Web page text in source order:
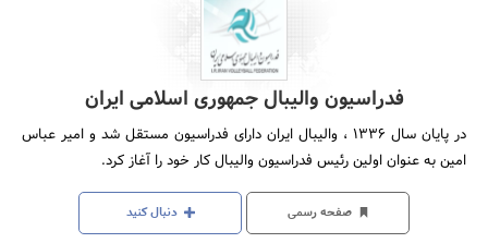
فدراسیون والیبال جمهوری اسلامی ایران
در پایان سال 1336 ، والیبال ایران دارای فدراسیون مستقل شد و امیر عباس
امین به عنوان اولین رئیس فدراسیون والیبال کار خود را آغاز کرد.
صفحه رسمی دنبال کنید